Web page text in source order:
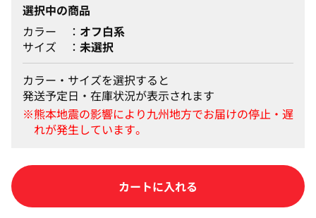
選択中の商品
カラー
オフ白系
サイズ
未選択
カラー・サイズを選択すると
発送予定日・在庫状況が表示されます
カートに入れる